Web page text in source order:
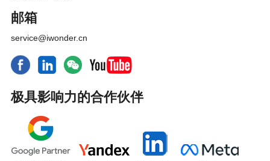
邮箱
service@iwonder.cn
极具影响力的合作伙伴